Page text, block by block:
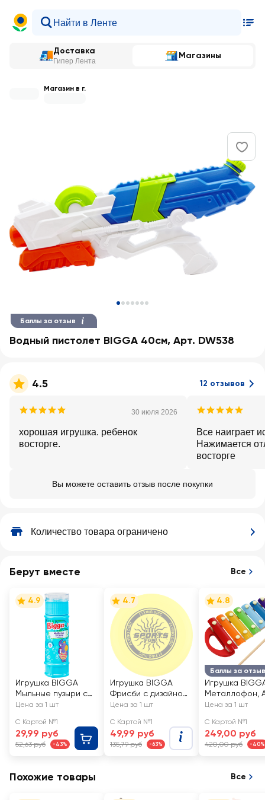
Доставка
Гипер Лента
Магазины
Магазин в г.
Баллы за отзыв
Водный пистолет BIGGA 40см, Арт. DW538
4.5 12 отзывов
30 июля 2026
хорошая игрушка. ребенок
восторге.
Все наиграет
Нажимается отлично
восторге
Вы можете оставить отзыв после покупки
Количество товара ограничено
Берут вместе Все
4.9
Игрушка BIGGA
Мыльные пузыри с
лабиринтом на
BB258
Цена за 1 шт
С Картой №1
29,99 руб
52,63 руб -43%
4.7
Игрушка BIGGA
Фрисби с дизайном
23см
Цена за 1 шт
С Картой №1
49,99 руб
135,79 руб -63%
Баллы за отзыв
4.8
Игрушка
Металлофон,
YJ080250122
Цена за 1 шт
С Картой №1
249,00 руб
420,00 руб -40%
Похожие товары Все